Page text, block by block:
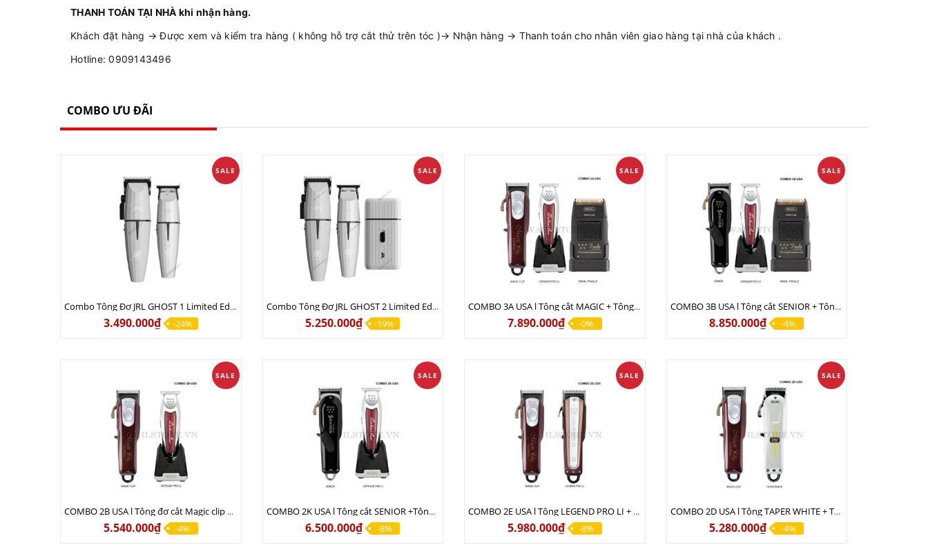
THANH TOÁN TẠI NHÀ khi nhận hàng.
Khách đặt hàng → Được xem và kiểm tra hàng ( không hỗ trợ cắt thử trên tóc )→ Nhận hàng → Thanh toán cho nhân viên giao hàng tại nhà của khách .
Hotline: 0909143496
COMBO ƯU ĐÃI
SALE
Combo Tông Đơ JRL GHOST 1 Limited Edition Chính Hãng USA
3.490.000₫ -24%
SALE
Combo Tông Đơ JRL GHOST 2 Limited Edition Chính Hãng USA
5.250.000₫ -19%
SALE
COMBO 3A USA l Tông cắt MAGIC + Tông viền DETAILER PRO LI + Cạo khô FINALE
7.890.000₫ -0%
SALE
COMBO 3B USA l Tông cắt SENIOR + Tông viền DETAILER PRO LI + Cạo khô FINALE
8.850.000₫ -4%
SALE
COMBO 2B USA l Tông đơ cắt Magic clip Red + Tông đơ viền Detailer Pro Li
5.540.000₫ -4%
SALE
COMBO 2K USA l Tông cắt SENIOR +Tông viền DETAILER PRO LI
6.500.000₫ -8%
SALE
COMBO 2E USA l Tông LEGEND PRO LI + Tông MAGIC CLIP
5.980.000₫ -8%
SALE
COMBO 2D USA l Tông TAPER WHITE + Tông MAGIC CLIP
5.280.000₫ -4%